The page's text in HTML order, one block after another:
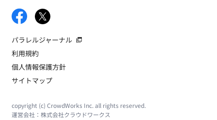
パラレルジャーナル
利用規約
個人情報保護方針
サイトマップ
copyright (c) CrowdWorks Inc. all rights reserved.
運営会社： 株式会社クラウドワークス